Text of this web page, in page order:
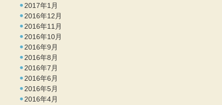
2017年1月
2016年12月
2016年11月
2016年10月
2016年9月
2016年8月
2016年7月
2016年6月
2016年5月
2016年4月